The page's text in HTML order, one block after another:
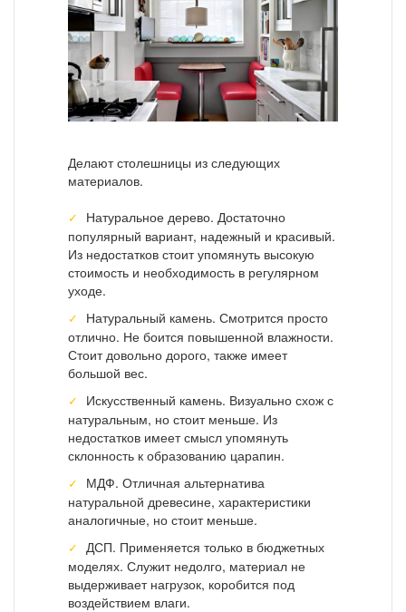
Делают столешницы из следующих
материалов.
Натуральное дерево. Достаточно
популярный вариант, надежный и красивый.
Из недостатков стоит упомянуть высокую
стоимость и необходимость в регулярном
уходе.
Натуральный камень. Смотрится просто
отлично. Не боится повышенной влажности.
Стоит довольно дорого, также имеет
большой вес.
Искусственный камень. Визуально схож с
натуральным, но стоит меньше. Из
недостатков имеет смысл упомянуть
склонность к образованию царапин.
МДФ. Отличная альтернатива
натуральной древесине, характеристики
аналогичные, но стоит меньше.
ДСП. Применяется только в бюджетных
моделях. Служит недолго, материал не
выдерживает нагрузок, коробится под
воздействием влаги.